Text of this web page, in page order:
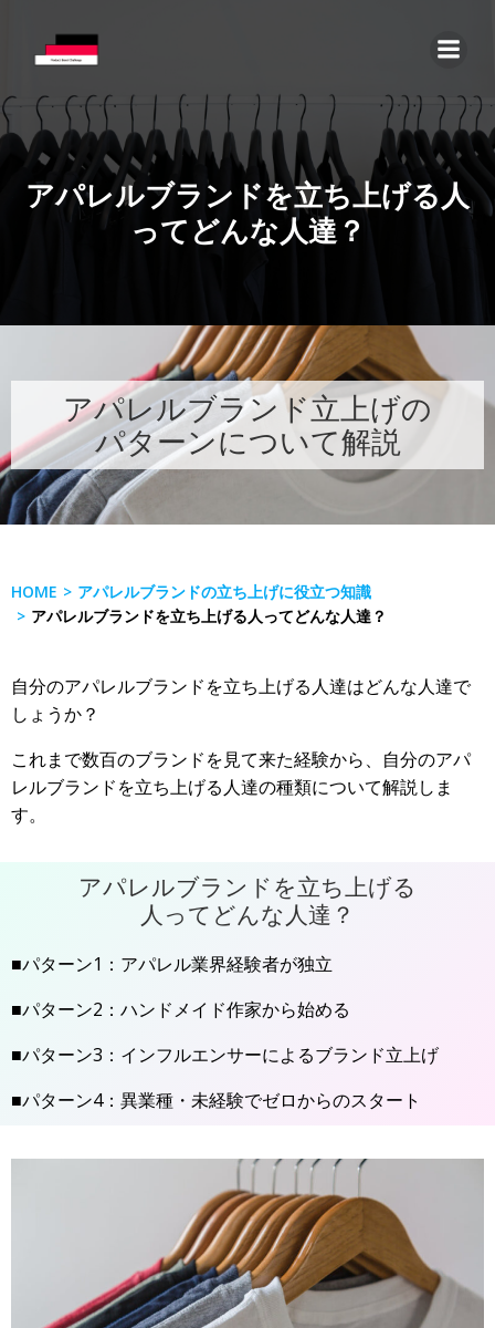
ン
ツ
へ
ス
キ
ッ
プ
アパレルブランドを立ち上げる人
ってどんな人達？
アパレルブランド立上げの
パターンについて解説
HOME
アパレルブランドの立ち上げに役立つ知識
アパレルブランドを立ち上げる人ってどんな人達？
自分のアパレルブランドを立ち上げる人達はどんな人達で
しょうか？
これまで数百のブランドを見て来た経験から、自分のアパ
レルブランドを立ち上げる人達の種類について解説しま
す。
アパレルブランドを立ち上げる
人ってどんな人達？
■パターン1：アパレル業界経験者が独立
■パターン2：ハンドメイド作家から始める
■パターン3：インフルエンサーによるブランド立上げ
■パターン4：異業種・未経験でゼロからのスタート